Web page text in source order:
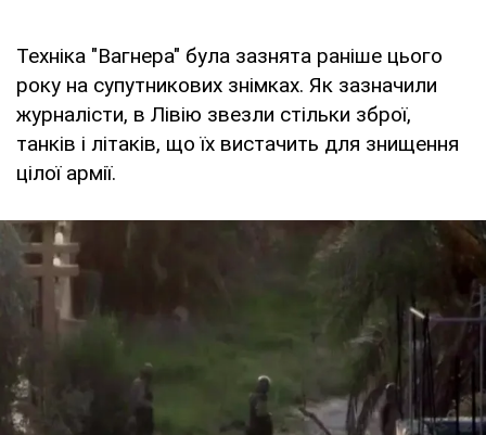
Техніка "Вагнера" була зазнята раніше цього
року на супутникових знімках. Як зазначили
журналісти, в Лівію звезли стільки зброї,
танків і літаків, що їх вистачить для знищення
цілої армії.